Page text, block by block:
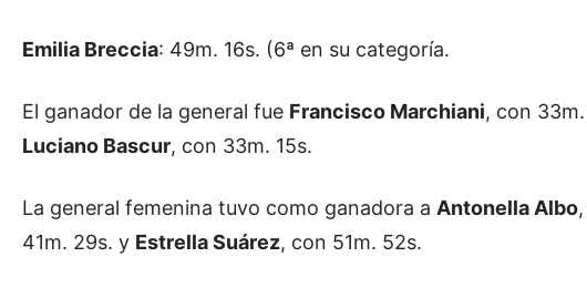
Emilia Breccia: 49m. 16s. (6ª en su categoría.
El ganador de la general fue Francisco Marchiani, con
Luciano Bascur, con 33m. 15s.
La general femenina tuvo como ganadora a Antonella Albo
41m. 29s. y Estrella Suárez, con 51m. 52s.